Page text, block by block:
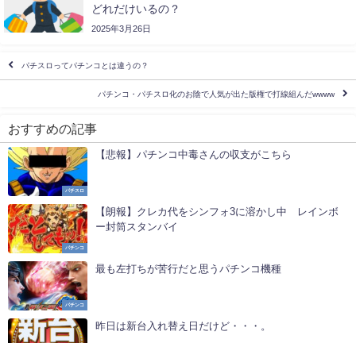
どれだけいるの？
2025年3月26日
パチスロってパチンコとは違うの？
パチンコ・パチスロ化のお陰で人気が出た版権で打線組んだwwww
おすすめの記事
パチスロ
【悲報】パチンコ中毒さんの収支がこちら
パチンコ
【朗報】クレカ代をシンフォ3に溶かし中 レインボ
ー封筒スタンバイ
パチンコ
最も左打ちが苦行だと思うパチンコ機種
昨日は新台入れ替え日だけど・・・。